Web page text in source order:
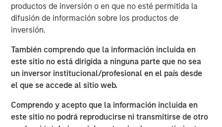
productos de inversión o en que no esté permitida la
difusión de información sobre los productos de
inversión.
También comprendo que la información incluida en
este sitio no está dirigida a ninguna parte que no sea
un inversor institucional/profesional en el país desde
el que se accede al sitio web.
Comprendo y acepto que la información incluida en
este sitio no podrá reproducirse ni transmitirse de otro
Without stagflation, markets may be under-risked.
Portfolio Solutions Group
The Portfolio Solutions Group is a comprehensive multi-
asset business, with activity across all asset strategies
and types (traditional and alternative), through solutions
that span fully liquid (public assets), comprehensive
(public and private assets) and fully private portfolios.
Offerings are delivered via a managed portfolio or model,
in discretionary or advisory format.